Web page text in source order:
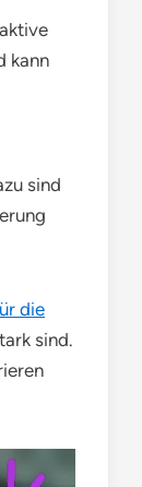
kann
sind
die
sind.